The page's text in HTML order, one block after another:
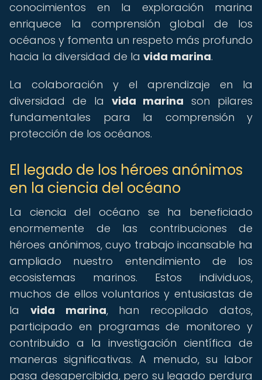
conocimientos en la exploración marina
enriquece la comprensión global de los
océanos y fomenta un respeto más profundo
hacia la diversidad de la vida marina.
La colaboración y el aprendizaje en la
diversidad de la vida marina son pilares
fundamentales para la comprensión y
protección de los océanos.
El legado de los héroes anónimos
en la ciencia del océano
La ciencia del océano se ha beneficiado
enormemente de las contribuciones de
héroes anónimos, cuyo trabajo incansable ha
ampliado nuestro entendimiento de los
ecosistemas marinos. Estos individuos,
muchos de ellos voluntarios y entusiastas de
la vida marina, han recopilado datos,
participado en programas de monitoreo y
contribuido a la investigación científica de
maneras significativas. A menudo, su labor
pasa desapercibida, pero su legado perdura